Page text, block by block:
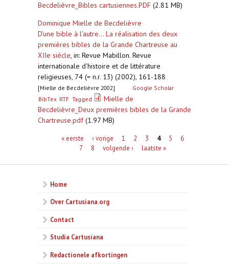
Becdelièvre_Bibles cartusiennes.PDF (2.81 MB)
Dominique Mielle de Becdelièvre
D’une bible à l'autre... La réalisation des deux
premières bibles de la Grande Chartreuse au
XIIe siècle, in: Revue Mabillon. Revue
internationale d'histoire et de littérature
religieuses, 74 (= n.r. 13) (2002), 161-188
[Mielle de Becdelièvre 2002]
Google Scholar
BibTex RTF Tagged
Mielle de
Becdelièvre_Deux premières bibles de la Grande
Chartreuse.pdf(1.97 MB)
Pagina's« eerste ‹ vorige 1 2 3 4 5
6
7
8 volgende › laatste »
Home
Over Cartusiana.org
Contact
Studia Cartusiana
Redactionele afkortingen